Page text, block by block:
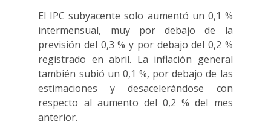
El IPC subyacente solo aumentó un 0,1 %
intermensual, muy por debajo de la
previsión del 0,3 % y por debajo del 0,2 %
registrado en abril. La inflación general
también subió un 0,1 %, por debajo de las
estimaciones y desacelerándose con
respecto al aumento del 0,2 % del mes
anterior.